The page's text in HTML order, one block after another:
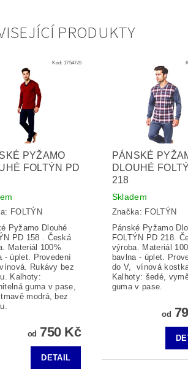
PRODUKTY
Kód:17547/S
PYŽAMO
FOLTÝN PD
FOLTÝN
Pyžamo Dlouhé
PD 158 . Česká
Materiál 100%
- úplet. Provedení
Rukávy bez
Kalhoty:
guma v pase,
modrá, bez
od 750 Kč
DETAIL
PÁNSKÉ
DLOUHÉ
218
Skladem
Značka: FOLTÝN
Pánské Pyžamo
FOLTÝN PD 218.
výroba. Materiál
bavlna - úplet.
do V, vínová
Kalhoty: šedé,
guma v pase.
od